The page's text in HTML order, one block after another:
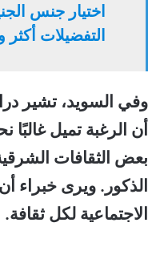
اختيار جنس
التفضيلات
وفي السويد، تشير
أن الرغبة تميل
بعض الثقافات
الذكور. ويرى خبراء
الاجتماعية لكل ثقافة.